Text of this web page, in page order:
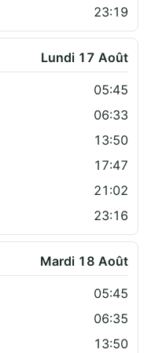
23:19
Lundi 17 Août
05:45
06:33
13:50
17:47
21:02
23:16
Mardi 18 Août
05:45
06:35
13:50